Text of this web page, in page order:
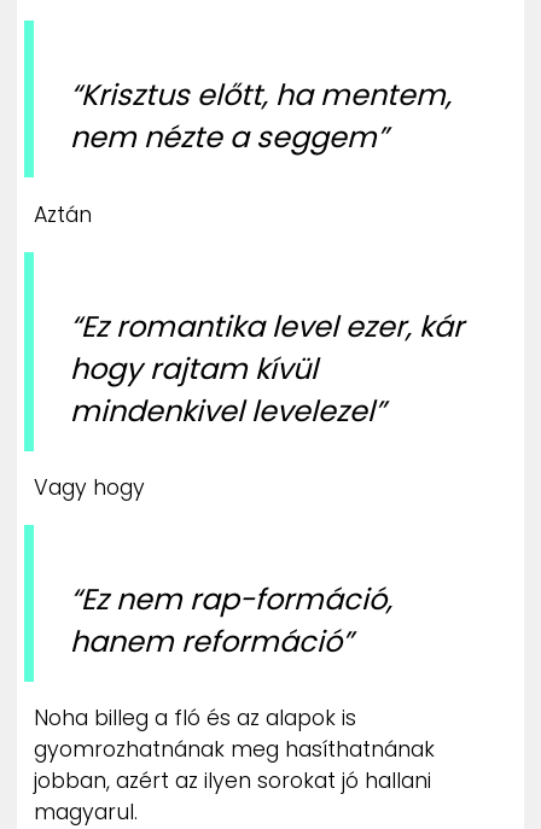
“Krisztus előtt, ha mentem,
nem nézte a seggem”
Aztán
“Ez romantika level ezer, kár
hogy rajtam kívül
mindenkivel levelezel”
Vagy hogy
“Ez nem rap-formáció,
hanem reformáció”
Noha billeg a fló és az alapok is
gyomrozhatnának meg hasíthatnának
jobban, azért az ilyen sorokat jó hallani
magyarul.